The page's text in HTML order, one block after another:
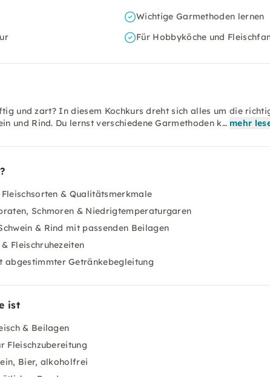
Wichtige Garmethoden lernen
Für Hobbyköche und
und zart? In diesem Kochkurs dreht sich alles um die
und Rind. Du lernst verschiedene Garmethoden k… mehr
& Qualitätsmerkmale
Schmoren & Niedrigtemperaturgaren
& Rind mit passenden Beilagen
Fleischruhezeiten
abgestimmter Getränkebegleitung
ist
& Beilagen
Fleischzubereitung
Bier, alkoholfrei